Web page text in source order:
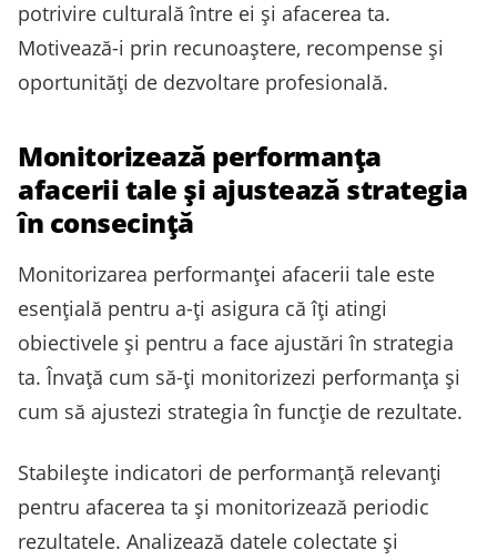
potrivire culturală între ei și afacerea ta.
Motivează-i prin recunoaștere, recompense și
oportunități de dezvoltare profesională.
Monitorizează performanța
afacerii tale și ajustează strategia
în consecință
Monitorizarea performanței afacerii tale este
esențială pentru a-ți asigura că îți atingi
obiectivele și pentru a face ajustări în strategia
ta. Învață cum să-ți monitorizezi performanța și
cum să ajustezi strategia în funcție de rezultate.
Stabilește indicatori de performanță relevanți
pentru afacerea ta și monitorizează periodic
rezultatele. Analizează datele colectate și